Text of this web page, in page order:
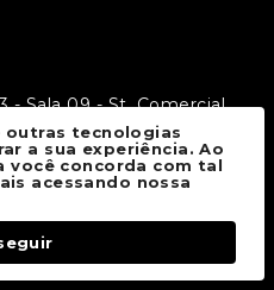
- Sala 09 - St. Comercial,
Imóveis© 2026.
reservados.
outras tecnologias
a sua experiência. Ao
concorda com tal
acessando nossa